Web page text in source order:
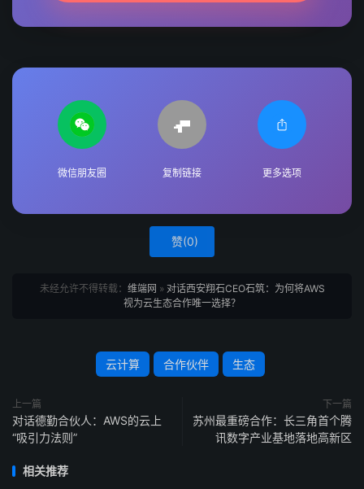
微信朋友圈 复制链接 更多选项
赞(0)
未经允许不得转载： 维端网 » 对话西安翔石CEO石筑：为何将AWS
视为云生态合作唯一选择？
云计算 合作伙伴 生态
上一篇
对话德勤合伙人：AWS的云上
“吸引力法则”
下一篇
苏州最重磅合作：长三角首个腾
讯数字产业基地落地高新区
相关推荐